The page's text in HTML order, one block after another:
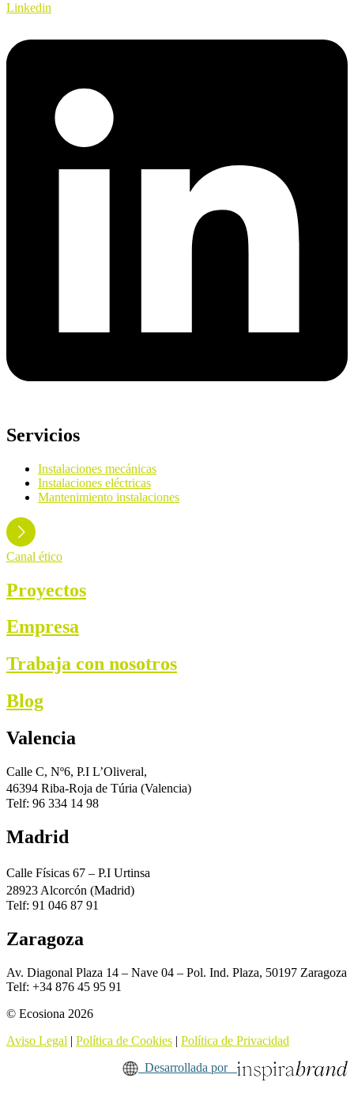
Linkedin
Servicios
Instalaciones mecánicas
Instalaciones eléctricas
Mantenimiento instalaciones
Canal ético
Proyectos
Empresa
Trabaja con nosotros
Blog
Valencia
Calle C, Nº6, P.I L’Oliveral,
46394 Riba-Roja de Túria (Valencia)
Telf: 96 334 14 98
Madrid
Calle Físicas 67 – P.I Urtinsa
28923 Alcorcón (Madrid)
Telf: 91 046 87 91
Zaragoza
Av. Diagonal Plaza 14 – Nave 04 – Pol. Ind. Plaza, 50197 Zaragoza
Telf: +34 876 45 95 91
© Ecosiona 2026
Aviso Legal | Política de Cookies | Política de Privacidad
Desarrollada por